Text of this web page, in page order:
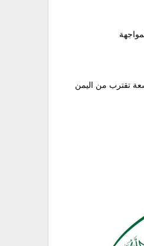
تقترب من اليمن